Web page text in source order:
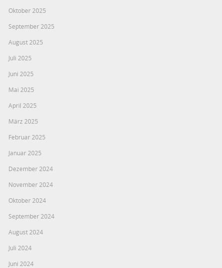
Oktober 2025
September 2025
August 2025
Juli 2025
Juni 2025
Mai 2025
April 2025
März 2025
Februar 2025
Januar 2025
Dezember 2024
November 2024
Oktober 2024
September 2024
August 2024
Juli 2024
Juni 2024